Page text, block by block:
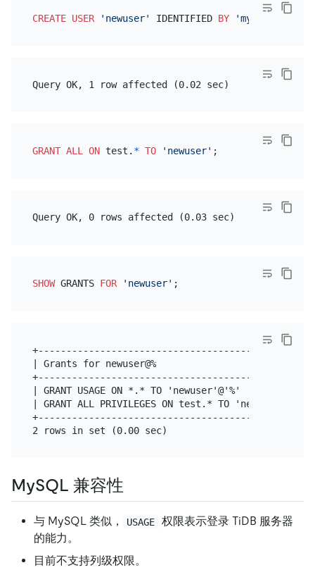
CREATE USER 'newuser' IDENTIFIED BY 'mypassword'
GRANT ALL ON test. * TO 'newuser'
SHOW GRANTS FOR 'newuser'
+-------------------------------------------------
| Grants for newuser@%
+-------------------------------------------------
| GRANT USAGE ON *.* TO 'newuser'@'%'
| GRANT ALL PRIVILEGES ON test.* TO 'newuser'@'%'
+-------------------------------------------------
MySQL 兼容性
与 MySQL 类似， USAGE
权限表示登录 TiDB 服务器
的能力。
目前不支持列级权限。